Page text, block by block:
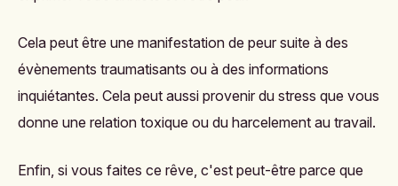
Cela peut être une manifestation de peur suite à des
évènements traumatisants ou à des informations
inquiétantes. Cela peut aussi provenir du stress que vous
donne une relation toxique ou du harcelement au travail.
Enfin, si vous faites ce rêve, c'est peut-être parce que